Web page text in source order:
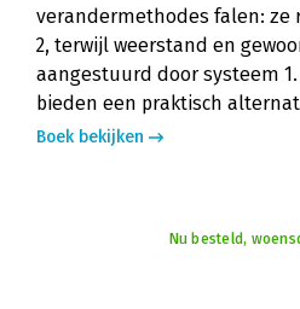
verandermethodes falen: ze
2, terwijl weerstand en
aangestuurd door systeem
bieden een praktisch
Boek bekijken
Nu besteld,